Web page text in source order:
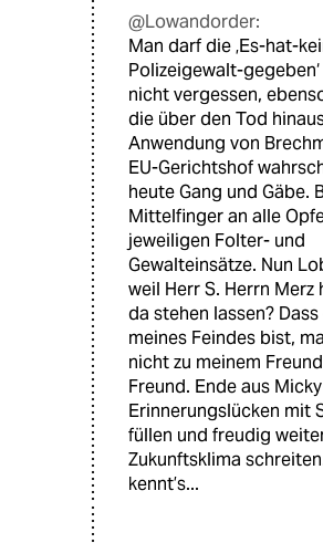
@Lowandorder:
Man darf die ‚Es-hat-
Polizeigewalt-
nicht vergessen,
die über den Tod
Anwendung von
EU-Gerichtshof
heute Gang und Gäbe.
Mittelfinger an alle
jeweiligen Folter- und
Gewalteinsätze. Nun
weil Herr S. Herrn
da stehen lassen?
meines Feindes bist,
nicht zu meinem
Freund. Ende aus
Erinnerungslücken mit
füllen und freudig
Zukunftsklima
kennt’s...